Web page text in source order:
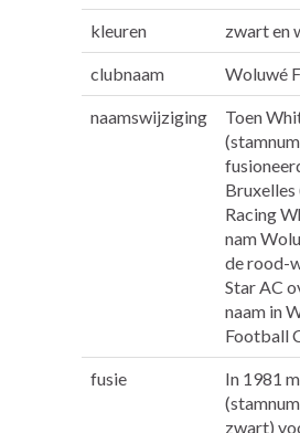
kleuren zwart en
clubnaam Woluwé
naamswijziging
Toen
Racing
nam
de rood-
Star AC
naam in
Football
fusie
In 1981
zwart)